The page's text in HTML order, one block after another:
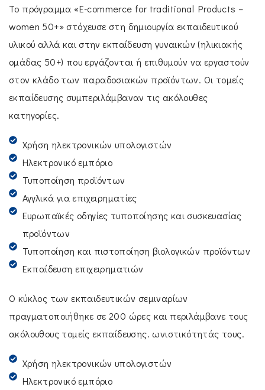
Το πρόγραμμα «E-commerce for traditional Products –
women 50+» στόχευσε στη δημιουργία εκπαιδευτικού
υλικού αλλά και στην εκπαίδευση γυναικών (ηλικιακής
ομάδας 50+) που εργάζονται ή επιθυμούν να εργαστούν
στον κλάδο των παραδοσιακών προϊόντων. Οι τομείς
εκπαίδευσης συμπεριλάμβαναν τις ακόλουθες
κατηγορίες.
Χρήση ηλεκτρονικών υπολογιστών
Ηλεκτρονικό εμπόριο
Τυποποίηση προϊόντων
Αγγλικά για επιχειρηματίες
Ευρωπαϊκές οδηγίες τυποποίησης και συσκευασίας
προϊόντων
Τυποποίηση και πιστοποίηση βιολογικών προϊόντων
Εκπαίδευση επιχειρηματιών
Ο κύκλος των εκπαιδευτικών σεμιναρίων
πραγματοποιήθηκε σε 200 ώρες και περιλάμβανε τους
ακόλουθους τομείς εκπαίδευσης. ωνιστικότητάς τους.
Χρήση ηλεκτρονικών υπολογιστών
Ηλεκτρονικό εμπόριο